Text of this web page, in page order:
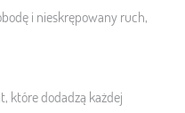
i nieskrępowany ruch,
które dodadzą każdej